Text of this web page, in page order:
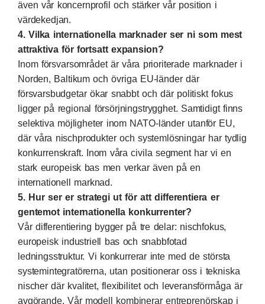
även vår koncernprofil och stärker vår position i
värdekedjan.
4. Vilka internationella marknader ser ni som mest
attraktiva för fortsatt expansion?
Inom försvarsområdet är våra prioriterade marknader i
Norden, Baltikum och övriga EU-länder där
försvarsbudgetar ökar snabbt och där politiskt fokus
ligger på regional försörjningstrygghet. Samtidigt finns
selektiva möjligheter inom NATO-länder utanför EU,
där våra nischprodukter och systemlösningar har tydlig
konkurrenskraft. Inom våra civila segment har vi en
stark europeisk bas men verkar även på en
internationell marknad.
5. Hur ser er strategi ut för att differentiera er
gentemot internationella konkurrenter?
Vår differentiering bygger på tre delar: nischfokus,
europeisk industriell bas och snabbfotad
ledningsstruktur. Vi konkurrerar inte med de största
systemintegratörerna, utan positionerar oss i tekniska
nischer där kvalitet, flexibilitet och leveransförmåga är
avgörande. Vår modell kombinerar entreprenörskap i